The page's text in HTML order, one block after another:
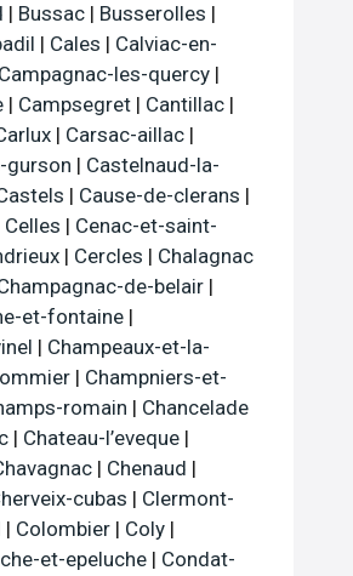
| Bussac | Busserolles |
| Cales | Calviac-en-
Campagnac-les-quercy |
| Campsegret | Cantillac |
| Carsac-aillac |
gurson | Castelnaud-la-
| Cause-de-clerans |
Celles | Cenac-et-saint-
| Cercles | Chalagnac
de-belair |
et-fontaine |
| Champeaux-et-la-
| Champniers-et-
romain | Chancelade
| Chateau-l’eveque |
| Chenaud |
cubas | Clermont-
| Colombier | Coly |
et-epeluche | Condat-